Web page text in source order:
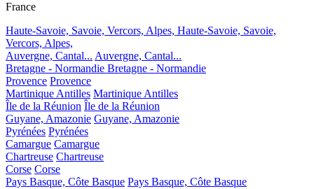
France
Haute-Savoie, Savoie, Vercors, Alpes, Haute-Savoie, Savoie,
Vercors, Alpes,
Auvergne, Cantal... Auvergne, Cantal...
Bretagne - Normandie Bretagne - Normandie
Provence Provence
Martinique Antilles Martinique Antilles
Île de la Réunion Île de la Réunion
Guyane, Amazonie Guyane, Amazonie
Pyrénées Pyrénées
Camargue Camargue
Chartreuse Chartreuse
Corse Corse
Pays Basque, Côte Basque Pays Basque, Côte Basque